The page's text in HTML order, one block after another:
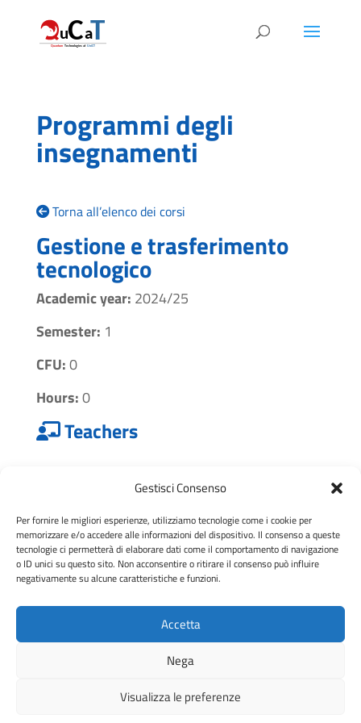
Gestisci Consenso
Per fornire le migliori esperienze, utilizziamo tecnologie come i cookie per
memorizzare e/o accedere alle informazioni del dispositivo. Il consenso a queste
tecnologie ci permetterà di elaborare dati come il comportamento di navigazione
o ID unici su questo sito. Non acconsentire o ritirare il consenso può influire
negativamente su alcune caratteristiche e funzioni.
Accetta
Nega
Visualizza le preferenze
Programmi degli
insegnamenti
Torna all’elenco dei corsi
Gestione e trasferimento
tecnologico
Academic year: 2024/25
Semester: 1
CFU:0
Hours:0
Teachers
Bibliography
© Quantum Catania – Università di Catania –